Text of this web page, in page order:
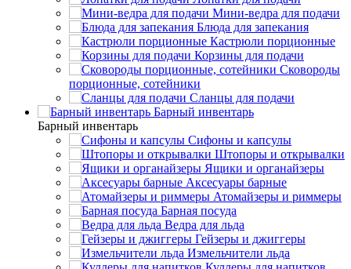
Мини-ведра для подачи
Блюда для запекания
Кастрюли порционные
Корзины для подачи
Сковороды
порционные, сотейники
Сланцы для подачи
Барный инвентарь
Барный инвентарь
Сифоны и капсулы
Штопоры и открывалки
Ящики и органайзеры
Аксесуары барные
Атомайзеры и риммеры
Барная посуда
Ведра для льда
Гейзеры и джиггеры
Измельчители льда